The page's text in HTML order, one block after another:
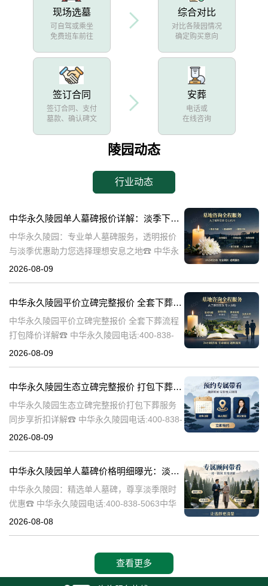
现场选墓
可自驾或乘坐
免费班车前往
综合对比
对比各陵园情况
确定购买意向
签订合同
签订合同、支付
墓款、确认碑文
安葬
电话或
在线咨询
陵园动态
行业动态
中华永久陵园单人墓碑报价详解：淡季下单享数千元优惠
中华永久陵园：专业单人墓碑服务，透明报价
与淡季优惠助力您选择理想安息之地☎ 中华永
久陵园电话:400-838-5063中华永久陵园，作为
2026-08-09
中华永久陵园平价立碑完整报价 全套下葬流程打包降价详解
中华永久陵园平价立碑完整报价 全套下葬流程
打包降价详解☎ 中华永久陵园电话:400-838-
5063在人生的旅途中，每个人都会经历生老病
2026-08-09
中华永久陵园生态立碑完整报价 打包下葬服务同步享折扣详解
中华永久陵园生态立碑完整报价打包下葬服务
同步享折扣详解☎ 中华永久陵园电话:400-838-
5063中华永久陵园作为国内知名的陵园之一，
2026-08-09
中华永久陵园单人墓碑价格明细曝光：淡季下单立省数千，限时优惠深度解析
中华永久陵园：精选单人墓碑，尊享淡季限时
优惠☎ 中华永久陵园电话:400-838-5063中华
永久陵园，作为国内知名的陵园品牌，始终以
2026-08-08
查看更多